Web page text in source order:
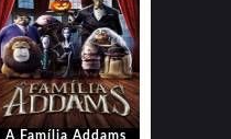
A Família Addams